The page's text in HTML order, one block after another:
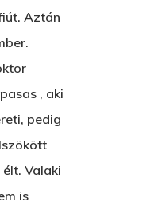
Aztán
, aki
pedig
Valaki
is